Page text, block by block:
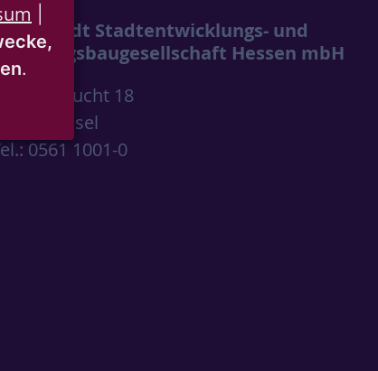
Stadtentwicklungs- und
Hessen mbH
Wolfsschlucht 18
34117 Kassel
0561 1001-0
.